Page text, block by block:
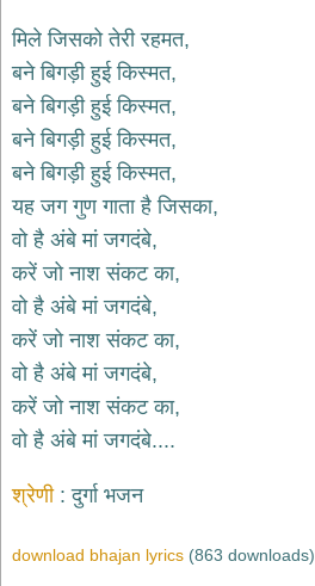
nath
bhajans
देश
भक्ति
भजन
patriotic
bhajans
खाटू
श्याम
भजन
khatu
shaym
रानी
सती
दादी
भजन
dadi
bhajans
बावा
मिले जिसको तेरी रहमत,
बने बिगड़ी हुई किस्मत,
बने बिगड़ी हुई किस्मत,
बने बिगड़ी हुई किस्मत,
बने बिगड़ी हुई किस्मत,
यह जग गुण गाता है जिसका,
वो है अंबे मां जगदंबे,
करें जो नाश संकट का,
वो है अंबे मां जगदंबे,
करें जो नाश संकट का,
वो है अंबे मां जगदंबे,
करें जो नाश संकट का,
वो है अंबे मां जगदंबे....
श्रेणी दुर्गा भजन
download bhajan lyrics (863 downloads)